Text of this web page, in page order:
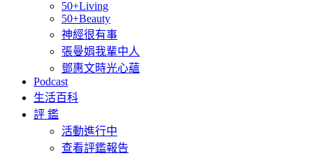
50+Living
50+Beauty
神經很有事
張曼娟我輩中人
鄧惠文時光心蘊
Podcast
生活百科
評 鑑
活動進行中
查看評鑑報告